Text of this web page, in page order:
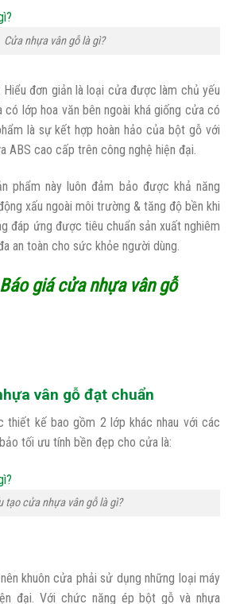
Cửa nhựa vân gỗ là gì?
Hiểu đơn giản là loại cửa được làm chủ yếu
có lớp hoa văn bên ngoài khá giống cửa có
là sự kết hợp hoàn hảo của bột gỗ với
ABS cao cấp trên công nghệ hiện đại.
phẩm này luôn đảm bảo được khả năng
xấu ngoài môi trường & tăng độ bền khi
đáp ứng được tiêu chuẩn sản xuất nghiêm
an toàn cho sức khỏe người dùng.
Báo giá cửa nhựa vân gỗ
vân gỗ đạt chuẩn
thiết kế bao gồm 2 lớp khác nhau với các
tối ưu tính bền đẹp cho cửa là:
tạo cửa nhựa vân gỗ là gì?
khuôn cửa phải sử dụng những loại máy
đại. Với chức năng ép bột gỗ và nhựa